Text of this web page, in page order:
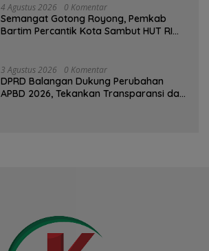
4 Agustus 2026 0 Komentar
Semangat Gotong Royong, Pemkab
Bartim Percantik Kota Sambut HUT RI
3 Agustus 2026 0 Komentar
DPRD Balangan Dukung Perubahan
APBD 2026, Tekankan Transparansi dan